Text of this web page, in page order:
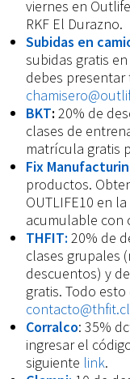
viernes en
RKF El Durazno.
Subidas en
subidas gratis
debes presentar
BKT: 20% de
clases de
matrícula gratis
Fix
productos.
OUTLIFE10 en
acumulable con
THFIT: 20% de
clases grupales
descuentos) y
gratis. Todo
contacto@thfit.cl
Corralco: 35%
ingresar el
siguiente link.